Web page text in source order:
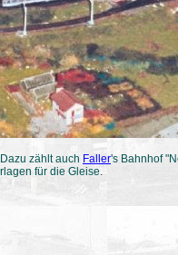
zählt auch Faller's Bahnhof
für die Gleise.